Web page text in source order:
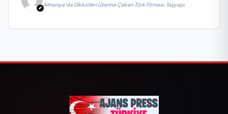
Almanya’da Dikkatleri Üzerine Çeken Türk Firması: Taşyapı